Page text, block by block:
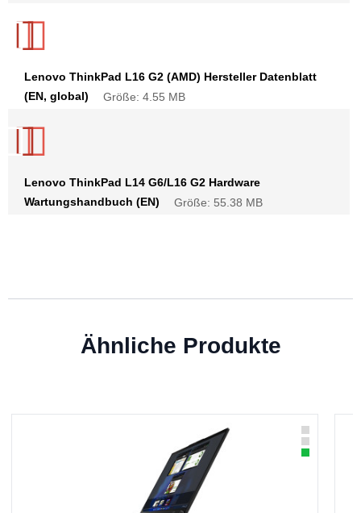
Lenovo ThinkPad L16 G2 (AMD) Hersteller Datenblatt
(EN, global)
Größe: 4.55 MB
Lenovo ThinkPad L14 G6/L16 G2 Hardware
Wartungshandbuch (EN)
Größe: 55.38 MB
Ähnliche Produkte